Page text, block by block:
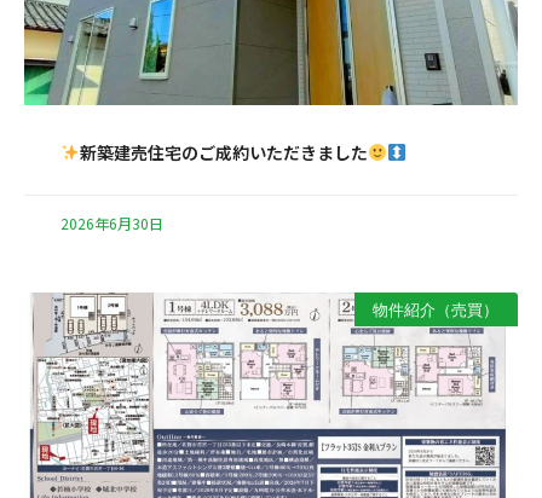
新築建売住宅のご成約いただきました
2026年6月30日
物件紹介（売買）